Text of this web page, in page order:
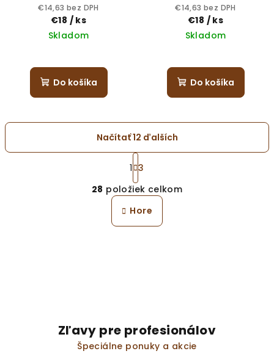
€14,63 bez DPH
€18 / ks
Skladom
Do košíka
€14,63 bez DPH
€18 / ks
Skladom
Do košíka
O
v
l
á
v
k
Načítať 12 ďalších
S
t
r
á
k
o
1 3
28 položiek celkom
Hore
Zľavy pre profesionálov
Špeciálne ponuky a akcie